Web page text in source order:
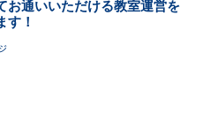
お通いいただける教室運営を
す！